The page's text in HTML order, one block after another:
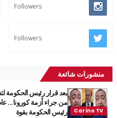
Followers
Followers
منشورات شائعة
بعد قرار رئيس الحكومة
من جراء أزمة كورونا...
رئيس الحكومة بقوة